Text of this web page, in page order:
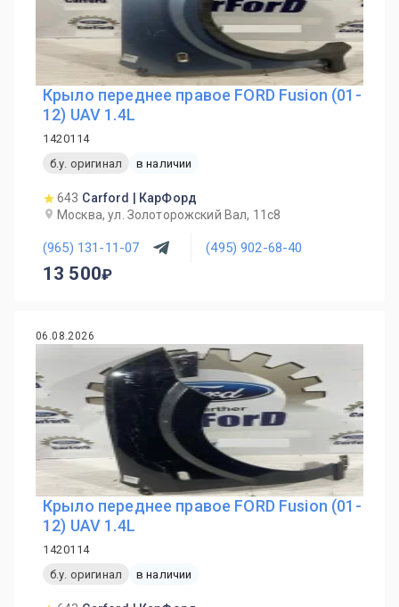
Крыло переднее правое FORD Fusion (01-
12) UAV 1.4L
1420114
б.у. оригинал
в наличии
643 Carford | КарФорд
Москва, ул. Золоторожский Вал, 11с8
(965) 131-11-07 (495) 902-68-40
13 500
06.08.2026
Крыло переднее правое FORD Fusion (01-
12) UAV 1.4L
1420114
б.у. оригинал
в наличии